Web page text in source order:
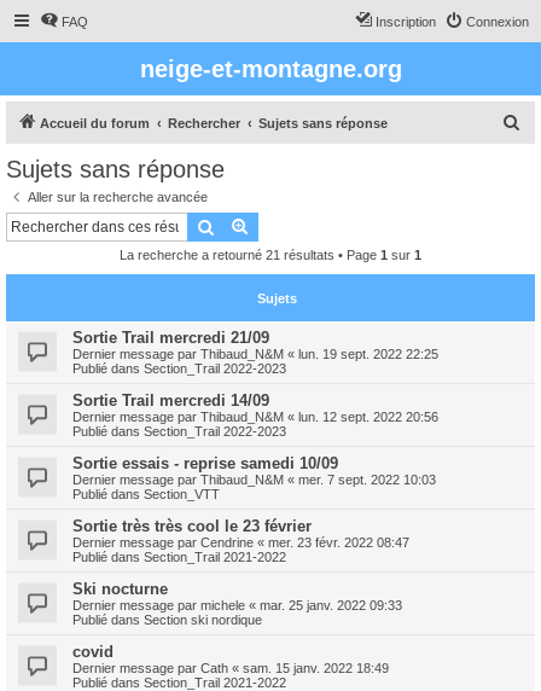
FAQ Connexion
Inscription
neige-et-montagne.org
Accueil du forum Rechercher Sujets sans réponse
h
Sujets sans réponse
Aller sur la recherche avancée
Rechercher
La recherche a retourné 21 résultats • Page 1 sur 1
Sujets
Sortie Trail mercredi 21/09
Dernier message par Thibaud_N&M « lun. 19 sept. 2022 22:25
Publié dans Section_Trail 2022-2023
Sortie Trail mercredi 14/09
Dernier message par Thibaud_N&M « lun. 12 sept. 2022 20:56
Publié dans Section_Trail 2022-2023
Sortie essais - reprise samedi 10/09
Dernier message par Thibaud_N&M « mer. 7 sept. 2022 10:03
Publié dans Section_VTT
Sortie très très cool le 23 février
Dernier message par Cendrine « mer. 23 févr. 2022 08:47
Publié dans Section_Trail 2021-2022
Ski nocturne
Dernier message par michele « mar. 25 janv. 2022 09:33
Publié dans Section ski nordique
covid
Dernier message par Cath « sam. 15 janv. 2022 18:49
Publié dans Section_Trail 2021-2022